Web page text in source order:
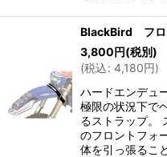
BlackBird フロ
3,800円(税別)
(税込: 4,180円)
ハードエンデュ
極限の状況下で
るストラップ。
のフロントフォ
体を引っ張るこ